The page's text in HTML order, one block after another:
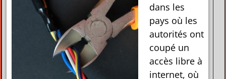
dans les
pays où les
autorités ont
coupé un
accès libre à
internet, où